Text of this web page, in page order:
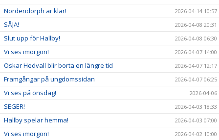
Nordendorph är klar! 2026-04-14 10:57
SÅJA! 2026-04-08 20:31
Slut upp för Hallby! 2026-04-08 06:30
Vi ses imorgon! 2026-04-07 14:00
Oskar Hedvall blir borta en längre tid 2026-04-07 12:17
Framgångar på ungdomssidan 2026-04-07 06:25
Vi ses på onsdag! 2026-04-06
SEGER! 2026-04-03 18:33
Hallby spelar hemma! 2026-04-03 07:00
Vi ses imorgon! 2026-04-02 10:00